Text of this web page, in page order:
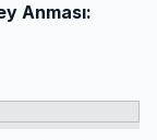
Anması: